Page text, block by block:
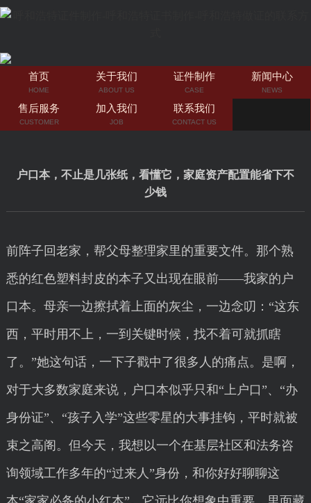
首页
HOME
关于我们
ABOUT US
证件制作
CASE
新闻中心
NEWS
售后服务
CUSTOMER
加入我们
JOB
联系我们
CONTACT US
户口本，不止是几张纸，看懂它，家庭资产配置能省下不
少钱
前阵子回老家，帮父母整理家里的重要文件。那个熟
悉的红色塑料封皮的本子又出现在眼前——我家的户
口本。母亲一边擦拭着上面的灰尘，一边念叨：“这东
西，平时用不上，一到关键时候，找不着可就抓瞎
了。”她这句话，一下子戳中了很多人的痛点。是啊，
对于大多数家庭来说，户口本似乎只和“上户口”、“办
身份证”、“孩子入学”这些零星的大事挂钩，平时就被
束之高阁。但今天，我想以一个在基层社区和法务咨
询领域工作多年的“过来人”身份，和你好好聊聊这